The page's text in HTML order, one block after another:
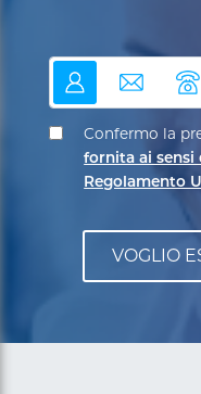
nome email
Confermo la
fornita ai sensi
Regolamento